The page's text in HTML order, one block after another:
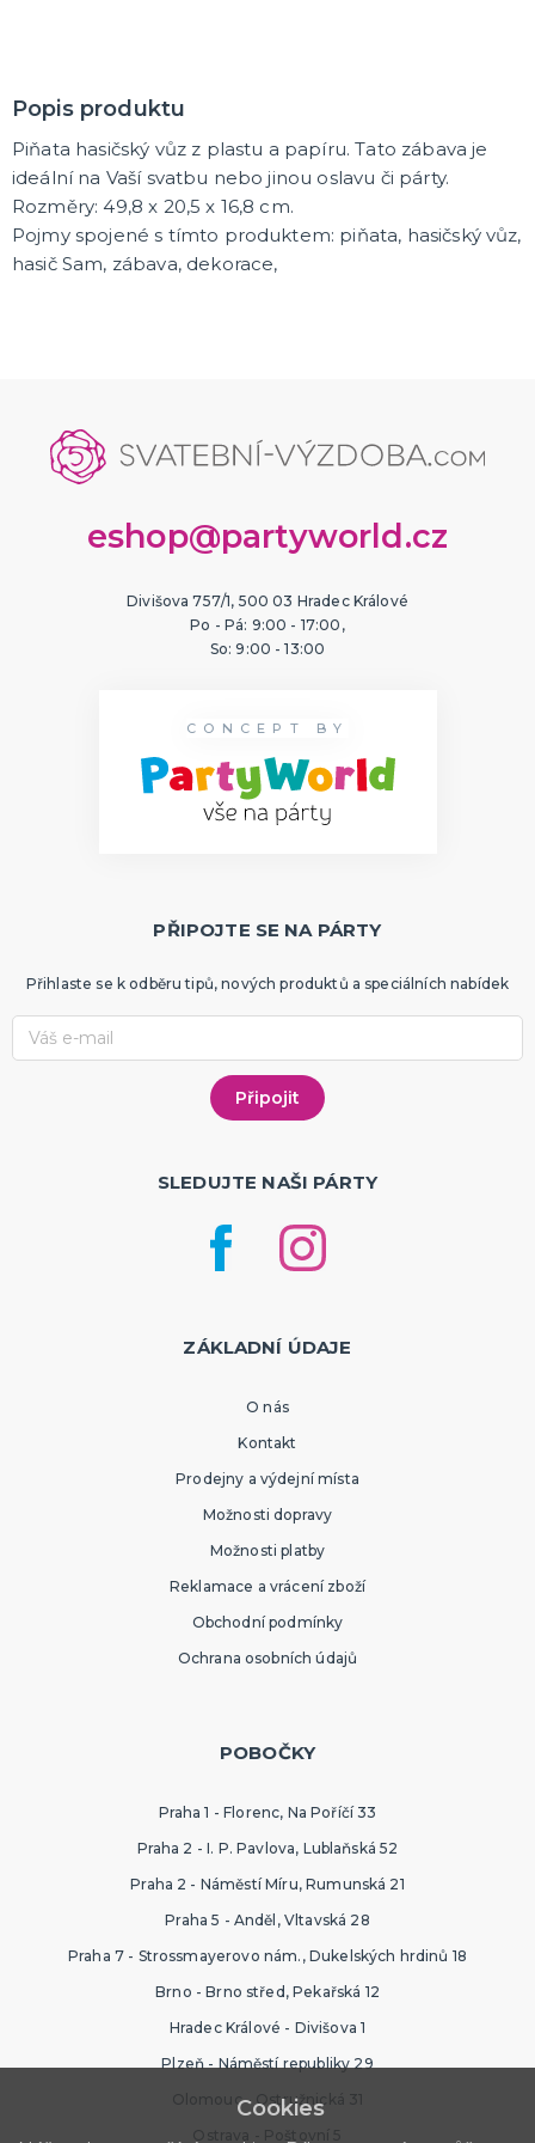
ROZLUČKA SE SVOBODOU
Šerpy na rozlučku se svobodou
Balónky na rozlučku se svobodou
Girlandy na loučení se svobodou
Popis produktu
Piňata hasičský vůz z plastu a papíru. Tato zábava je
ideální na Vaší svatbu nebo jinou oslavu či párty.
Rozměry: 49,8 x 20,5 x 16,8 cm.
Pojmy spojené s tímto produktem: piňata, hasičský vůz,
hasič Sam, zábava, dekorace,
eshop@partyworld.cz
Divišova 757/1, 500 03 Hradec Králové
Po - Pá: 9:00 - 17:00,
So: 9:00 - 13:00
CONCEPT BY
PŘIPOJTE SE NA PÁRTY
Přihlaste se k odběru tipů, nových produktů a speciálních nabídek
SLEDUJTE NAŠI PÁRTY
ZÁKLADNÍ ÚDAJE
O nás
Kontakt
Prodejny a výdejní místa
Možnosti dopravy
Možnosti platby
Reklamace a vrácení zboží
Obchodní podmínky
Ochrana osobních údajů
POBOČKY
Praha 1 - Florenc, Na Poříčí 33
Praha 2 - I. P. Pavlova, Lublaňská 52
Praha 2 - Náměstí Míru, Rumunská 21
Praha 5 - Anděl, Vltavská 28
Praha 7 - Strossmayerovo nám., Dukelských hrdinů 18
Brno - Brno střed, Pekařská 12
Hradec Králové - Divišova 1
Plzeň - Náměstí republiky 29
Olomouc - Ostružnická 31
Ostrava - Poštovní 5
Cookies